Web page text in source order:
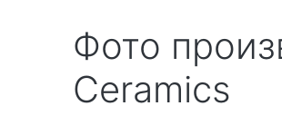
Фото производства архитектурной керамики Luxury
Ceramics